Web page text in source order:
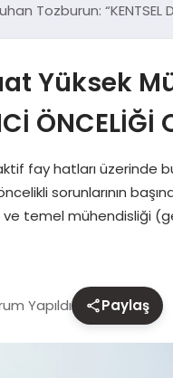
“KENTSEL
Yüksek
ÖNCELİĞİ
fay hatları üzerinde
sorunlarının
temel mühendisliği
Yapıldı Paylaş